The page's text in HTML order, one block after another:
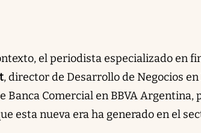
el periodista especializado en
, director de Desarrollo de Negocios
Banca Comercial en BBVA
esta nueva era ha generado en el